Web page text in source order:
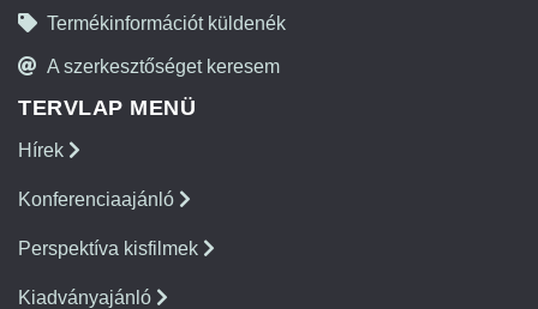
Termékinformációt küldenék
A szerkesztőséget keresem
TERVLAP MENÜ
Hírek
Konferenciaajánló
Perspektíva kisfilmek
Kiadványajánló